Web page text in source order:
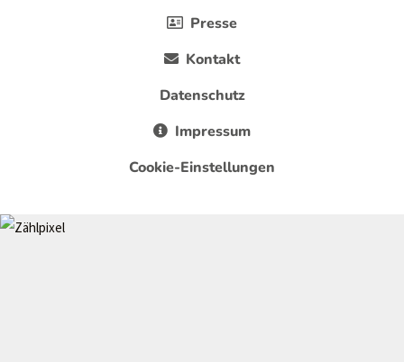
Presse
Kontakt
Datenschutz
Impressum
Cookie-Einstellungen